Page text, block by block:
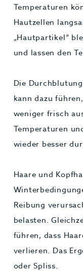
Temperaturen
Hautzellen
„Hautpartikel“
und lassen den
Die
kann dazu
weniger frisch
Temperaturen
wieder besser
Haare und
Reibung
belasten.
führen, dass
verlieren. Das
oder Spliss.